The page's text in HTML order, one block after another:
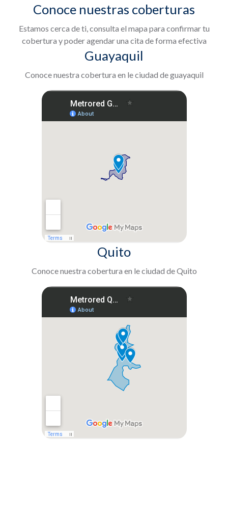
Conoce nuestras coberturas
Estamos cerca de ti, consulta el mapa para confirmar tu
cobertura y poder agendar una cita de forma efectiva
Guayaquil
Conoce nuestra cobertura en le ciudad de guayaquil
Quito
Conoce nuestra cobertura en le ciudad de Quito